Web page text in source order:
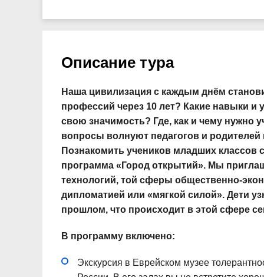
Описание тура
Наша цивилизация с каждым днём
профессий через 10 лет? Какие навыки и
свою значимость? Где, как и чему нужно
вопросы волнуют педагогов и
Познакомить учеников младших
программа «Город открытий». Мы
технологий, той сферы общественно-
дипломатией или «мягкой силой». Дети
прошлом, что происходит в этой сфере
В программу включено:
Экскурсия в Еврейском музее